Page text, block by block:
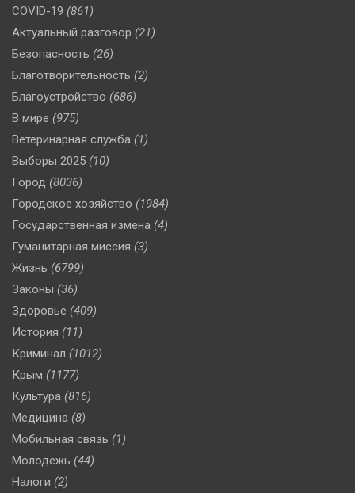
COVID-19 (861)
Актуальный разговор (21)
Безопасность (26)
Благотворительность (2)
Благоустройство (686)
В мире (975)
Ветеринарная служба (1)
Выборы 2025 (10)
Город (8036)
Городское хозяйство (1984)
Государственная измена (4)
Гуманитарная миссия (3)
Жизнь (6799)
Законы (36)
Здоровье (409)
История (11)
Криминал (1012)
Крым (1177)
Культура (816)
Медицина (8)
Мобильная связь (1)
Молодежь (44)
Налоги (2)